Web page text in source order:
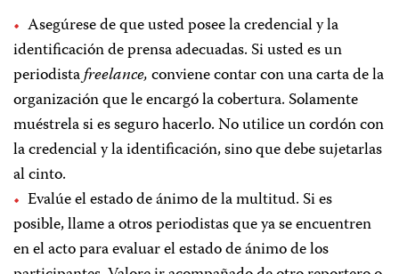
Asegúrese de que usted posee la credencial y la
identificación de prensa adecuadas. Si usted es un
periodistafreelance,conviene contar con una carta de la
organización que le encargó la cobertura. Solamente
muéstrela si es seguro hacerlo. No utilice un cordón con
la credencial y la identificación, sino que debe sujetarlas
al cinto.
Evalúe el estado de ánimo de la multitud. Si es
posible, llame a otros periodistas que ya se encuentren
en el acto para evaluar el estado de ánimo de los